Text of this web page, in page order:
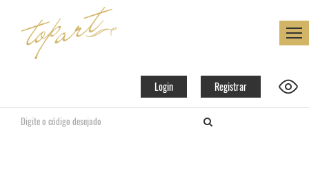
Login Registrar